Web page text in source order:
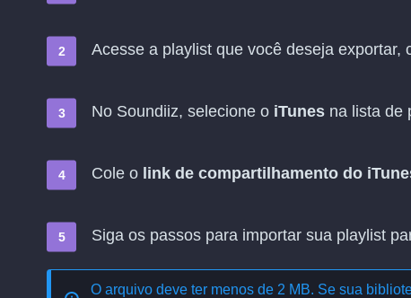
Acesse a playlist que você deseja exportar,
No Soundiiz, selecione o iTunes na lista de
Cole o link de compartilhamento do
Siga os passos para importar sua playlist
O arquivo deve ter menos de 2 MB. Se sua